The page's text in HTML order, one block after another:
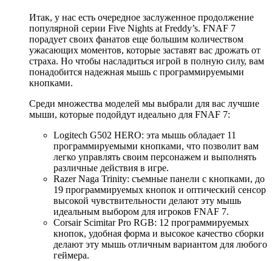
Итак, у нас есть очередное заслуженное продолжение
популярной серии Five Nights at Freddy’s. FNAF 7
порадует своих фанатов еще большим количеством
ужасающих моментов, которые заставят вас дрожать от
страха. Но чтобы насладиться игрой в полную силу, вам
понадобится надежная мышь с программируемыми
кнопками.
Среди множества моделей мы выбрали для вас лучшие
мыши, которые подойдут идеально для FNAF 7:
Logitech G502 HERO: эта мышь обладает 11
программируемыми кнопками, что позволит вам
легко управлять своим персонажем и выполнять
различные действия в игре.
Razer Naga Trinity: съемные панели с кнопками, до
19 программируемых кнопок и оптический сенсор
высокой чувствительности делают эту мышь
идеальным выбором для игроков FNAF 7.
Corsair Scimitar Pro RGB: 12 программируемых
кнопок, удобная форма и высокое качество сборки
делают эту мышь отличным вариантом для любого
геймера.